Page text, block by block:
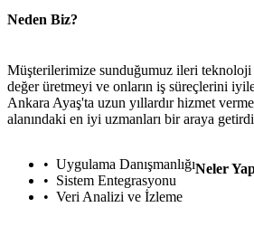
Neden Biz?
Müşterilerimize sunduğumuz ileri
değer üretmeyi ve onların iş süreçlerini
Ankara Ayaş'ta uzun yıllardır hizmet
alanındaki en iyi uzmanları bir araya
Uygulama Danışmanlığı
Sistem Entegrasyonu
Veri Analizi ve İzleme
Neler